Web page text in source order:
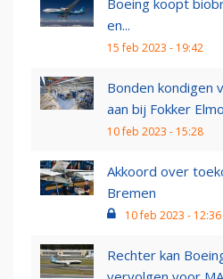
Boeing koopt
en...
15 feb 2023 - 19:42
Bonden kondigen
aan bij Fokker Elmo
10 feb 2023 - 15:28
Akkoord over
Bremen
10 feb 2023 - 12:36
Rechter kan